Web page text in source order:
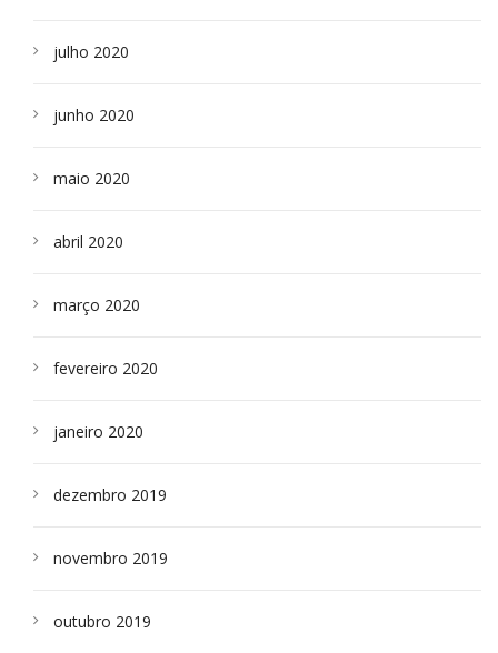
julho 2020
junho 2020
maio 2020
abril 2020
março 2020
fevereiro 2020
janeiro 2020
dezembro 2019
novembro 2019
outubro 2019